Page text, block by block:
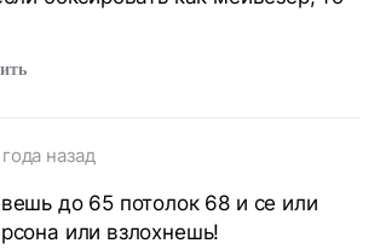
назад
до 65 потолок 68 и се или
или взлохнешь!